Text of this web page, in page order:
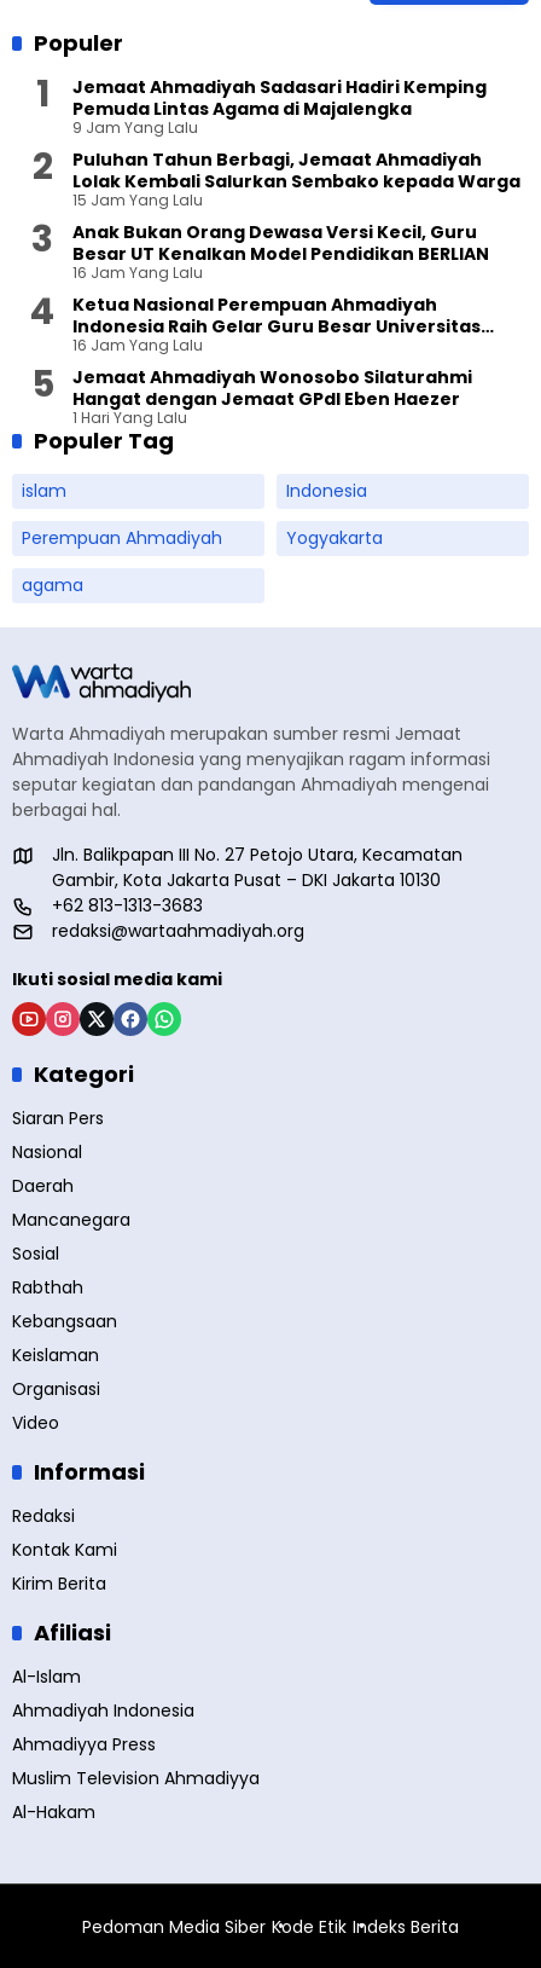
Populer
Jemaat Ahmadiyah Sadasari Hadiri Kemping
Pemuda Lintas Agama di Majalengka
9 Jam Yang Lalu
Puluhan Tahun Berbagi, Jemaat Ahmadiyah
Lolak Kembali Salurkan Sembako kepada Warga
15 Jam Yang Lalu
Anak Bukan Orang Dewasa Versi Kecil, Guru
Besar UT Kenalkan Model Pendidikan BERLIAN
16 Jam Yang Lalu
Ketua Nasional Perempuan Ahmadiyah
Indonesia Raih Gelar Guru Besar Universitas
Terbuka
16 Jam Yang Lalu
Jemaat Ahmadiyah Wonosobo Silaturahmi
Hangat dengan Jemaat GPdI Eben Haezer
1 Hari Yang Lalu
Populer Tag
islam
Indonesia
Perempuan Ahmadiyah
Yogyakarta
agama
Warta Ahmadiyah merupakan sumber resmi Jemaat
Ahmadiyah Indonesia yang menyajikan ragam informasi
seputar kegiatan dan pandangan Ahmadiyah mengenai
berbagai hal.
Jln. Balikpapan III No. 27 Petojo Utara, Kecamatan
Gambir, Kota Jakarta Pusat – DKI Jakarta 10130
+62 813-1313-3683
redaksi@wartaahmadiyah.org
Ikuti sosial media kami
Kategori
Siaran Pers
Nasional
Daerah
Mancanegara
Sosial
Rabthah
Kebangsaan
Keislaman
Organisasi
Video
Informasi
Redaksi
Kontak Kami
Kirim Berita
Afiliasi
Al-Islam
Ahmadiyah Indonesia
Ahmadiyya Press
Muslim Television Ahmadiyya
Al-Hakam
Pedoman Media Siber Kode Etik Indeks Berita